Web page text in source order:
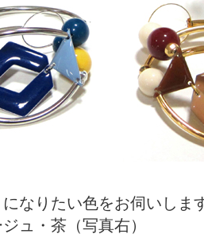
なりたい色をお伺いしま
ュ・茶（写真右）